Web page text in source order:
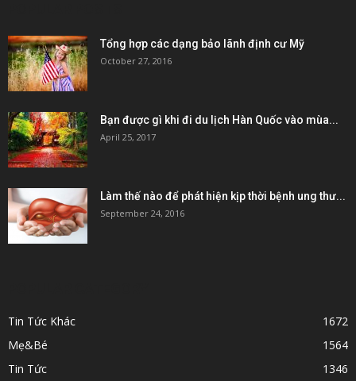
Tổng hợp các dạng bảo lãnh định cư Mỹ
October 27, 2016
Bạn được gì khi đi du lịch Hàn Quốc vào mùa...
April 25, 2017
Làm thế nào để phát hiện kịp thời bệnh ung thư...
September 24, 2016
Tin Tức Khác
1672
Mẹ&Bé
1564
Tin Tức
1346